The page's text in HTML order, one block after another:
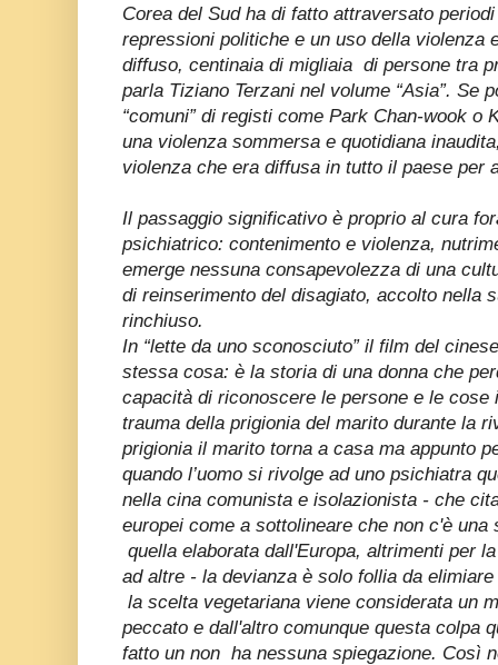
Corea del Sud ha di fatto attraversato
repressioni politiche e un uso della violenza
diffuso, centinaia di migliaia di persone tra
parla Tiziano Terzani nel volume “Asia”. Se
“comuni” di registi come Park Chan-wook o
una violenza sommersa e quotidiana
violenza che era diffusa in tutto il paese per
Il passaggio significativo è proprio al cura
psichiatrico: contenimento e violenza,
emerge nessuna consapevolezza di una
di reinserimento del disagiato, accolto nella
rinchiuso.
In “lette da uno sconosciuto” il film del
stessa cosa: è la storia di una donna che
capacità di riconoscere le persone e le cose
trauma della prigionia del marito durante la
prigionia il marito torna a casa ma appunto
quando l’uomo si rivolge ad uno psichiatra
nella cina comunista e isolazionista - che
europei come a sottolineare che non c'è
quella elaborata dall'Europa, altrimenti per
ad altre - la devianza è solo follia da
la scelta vegetariana viene considerata un
peccato e dall'altro comunque questa colpa
fatto un non ha nessuna spiegazione. Così